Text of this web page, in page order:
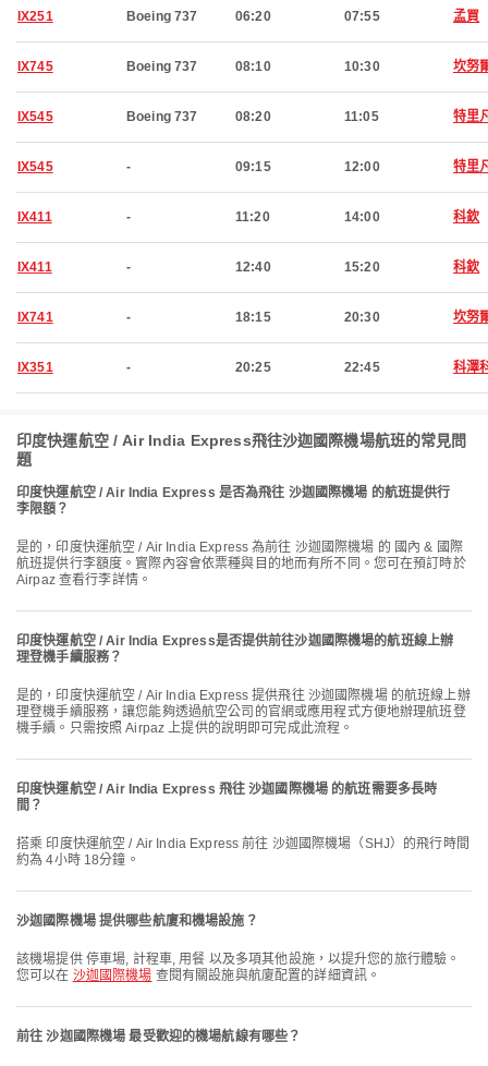
IX251 Boeing 737 06:20 07:55 孟買
IX745 Boeing 737 08:10 10:30 坎努
IX545 Boeing 737 08:20 11:05 特里
IX545 - 09:15 12:00 特里
IX411 - 11:20 14:00 科欽
IX411 - 12:40 15:20 科欽
IX741 - 18:15 20:30 坎努
IX351 - 20:25 22:45 科澤
印度快運航空 / Air India Express飛往沙迦國際機場航班的常見問
題
印度快運航空 / Air India Express 是否為飛往 沙迦國際機場 的航班提供行
李限額？
是的，印度快運航空 / Air India Express 為前往 沙迦國際機場 的 國內 & 國際
航班提供行李額度。實際內容會依票種與目的地而有所不同。您可在預訂時於
Airpaz 查看行李詳情。
印度快運航空 / Air India Express是否提供前往沙迦國際機場的航班線上辦
理登機手續服務？
是的，印度快運航空 / Air India Express 提供飛往 沙迦國際機場 的航班線上辦
理登機手續服務，讓您能夠透過航空公司的官網或應用程式方便地辦理航班登
機手續。只需按照 Airpaz 上提供的說明即可完成此流程。
印度快運航空 / Air India Express 飛往 沙迦國際機場 的航班需要多長時
間？
搭乘 印度快運航空 / Air India Express 前往 沙迦國際機場（SHJ）的飛行時間
約為 4小時 18分鐘。
沙迦國際機場 提供哪些航廈和機場設施？
該機場提供 停車場, 計程車, 用餐 以及多項其他設施，以提升您的旅行體驗。
您可以在 沙迦國際機場 查閱有關設施與航廈配置的詳細資訊。
前往 沙迦國際機場 最受歡迎的機場航線有哪些？